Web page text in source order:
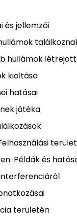
és jellemzői
hullámok
kioltása
hatásai
játéka
Példák és
területén